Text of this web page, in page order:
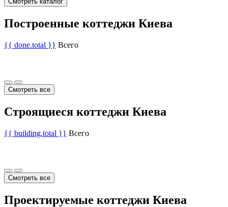
Построенные коттеджи Киева
{{ done.total }} Всего
Смотреть все
Строящиеся коттеджи Киева
{{ building.total }} Всего
Смотреть все
Проектируемые коттеджи Киева